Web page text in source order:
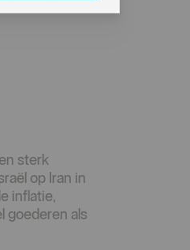
sterk
op Iran in
inflatie,
goederen als